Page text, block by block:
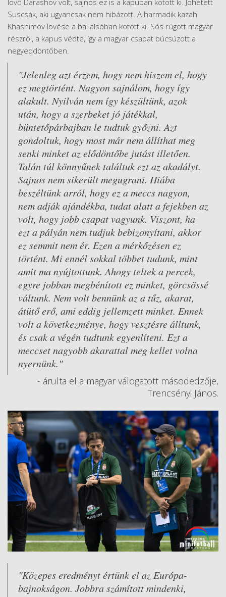
lövő Darashov volt, sajnos ez is a kapuban kötött ki. Jöhetett
Suscsák, aki ugyancsak nem hibázott. A harmadik kazah
Khashimov lövése a bal alsóban kötött ki. Sós rúgott magyar
részről, a kapus védte, így a magyar csapat búcsúzott a
negyeddöntőben.
"Jelenleg azt érzem, hogy nem hiszem el, hogy
ez megtörtént. Nagyon sajnálom, hogy így
alakult. Nyilván nem így készültünk, azok
után, hogy a szerbeket jó játékkal,
büntetőpárbajban le tudtuk győzni. Azt
gondoltuk, hogy most már nem állíthat meg
senki minket az elődöntőbe jutást illetően.
Talán túl könnyűnek találtuk ezt az akadályt.
Sajnos nem sikerült megugrani. Hiába
beszéltünk arról, hogy ez a meccs nagyon,
nem adják ajándékba, tudat alatt a fejekben az
volt, hogy jobb csapat vagyunk. Viszont, ha
ezt a pályán nem tudjuk bebizonyítani, akkor
ez semmit nem ér. Ezen a mérkőzésen ez
történt. Mi ennél sokkal többet tudunk, mint
amit ma nyújtottunk. Ahogy teltek a percek,
egyre jobban megbénított ez minket, görcsössé
váltunk. Nem volt bennünk az a tűz, akarat,
átütő erő, ami eddig jellemzett minket. Ennek
volt a következménye, hogy vesztésre álltunk,
és csak a végén tudtunk egyenlíteni. Ezt a
meccset nagyobb akarattal meg kellet volna
nyernünk."
- árulta el a magyar válogatott másodedzője,
Trencsényi János.
"Közepes eredményt értünk el az Európa-
bajnokságon. Jobbra számított mindenki,